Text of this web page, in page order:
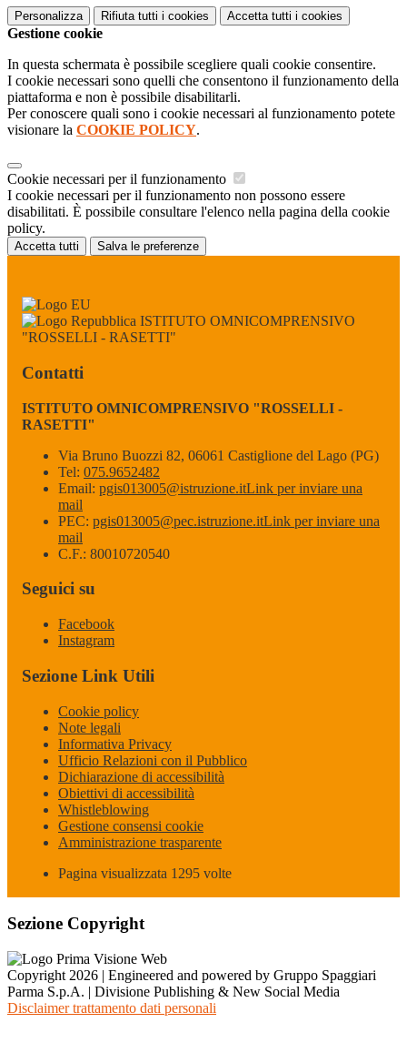
Personalizza Rifiuta tutti i cookies Accetta tutti i cookies
Gestione cookie
In questa schermata è possibile scegliere quali cookie consentire.
I cookie necessari sono quelli che consentono il funzionamento della
piattaforma e non è possibile disabilitarli.
Per conoscere quali sono i cookie necessari al funzionamento potete
visionare la COOKIE POLICY.
Cookie necessari per il funzionamento
I cookie necessari per il funzionamento non possono essere
disabilitati. È possibile consultare l'elenco nella pagina della cookie
policy.
Accetta tutti Salva le preferenze
ISTITUTO OMNICOMPRENSIVO
"ROSSELLI - RASETTI"
Contatti
ISTITUTO OMNICOMPRENSIVO "ROSSELLI -
RASETTI"
Via Bruno Buozzi 82, 06061 Castiglione del Lago (PG)
Tel: 075.9652482
Email: pgis013005@istruzione.itLink per inviare una
mail
PEC: pgis013005@pec.istruzione.itLink per inviare una
mail
C.F.: 80010720540
Seguici su
Facebook
Instagram
Sezione Link Utili
Cookie policy
Note legali
Informativa Privacy
Ufficio Relazioni con il Pubblico
Dichiarazione di accessibilità
Obiettivi di accessibilità
Whistleblowing
Gestione consensi cookie
Amministrazione trasparente
Pagina visualizzata 1295 volte
Sezione Copyright
Copyright 2026 | Engineered and powered by Gruppo Spaggiari
Parma S.p.A. | Divisione Publishing & New Social Media
Disclaimer trattamento dati personali